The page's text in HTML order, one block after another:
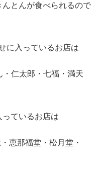
とんが食べられるので
に入っているお店は
仁太郎・七福・満天
っているお店は
恵那福堂・松月堂・